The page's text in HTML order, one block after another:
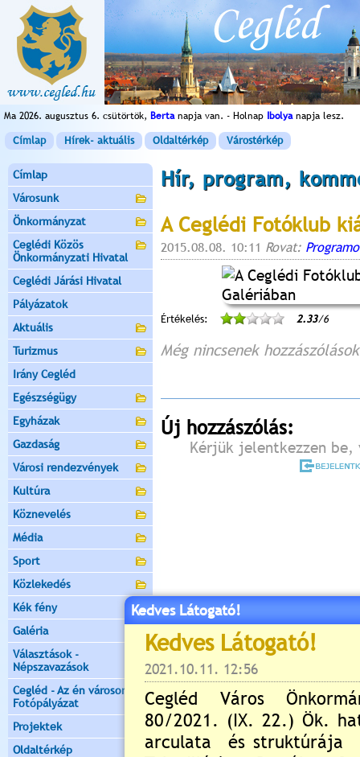
Ma 2026. augusztus 6. csütörtök, Bertanapja van. - Holnap Ibolyanapja lesz.
Címlap Hírek- aktuális Oldaltérkép Várostérkép
Címlap
Városunk
Önkormányzat
Ceglédi Közös
Önkormányzati Hivatal
Ceglédi Járási Hivatal
Pályázatok
Aktuális
Turizmus
Irány Cegléd
Egészségügy
Egyházak
Gazdaság
Városi rendezvények
Kultúra
Köznevelés
Média
Sport
Közlekedés
Kék fény
Galéria
Választások -
Népszavazások
Cegléd - Az én városom -
Fotópályázat
Projektek
Oldaltérkép
Hír, program,
A Ceglédi Fotóklub
2015.08.08. 10:11 Rovat:
Értékelés: 2.33/6
Még nincsenek hozzászólások
Új hozzászólás:
Kérjük jelentkezzen be,
Kedves Látogató!